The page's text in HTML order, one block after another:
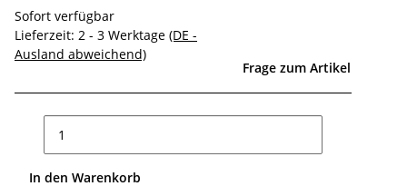
Sofort verfügbar
Lieferzeit: 2 - 3 Werktage (DE -
Ausland abweichend)
Frage zum Artikel
In den Warenkorb